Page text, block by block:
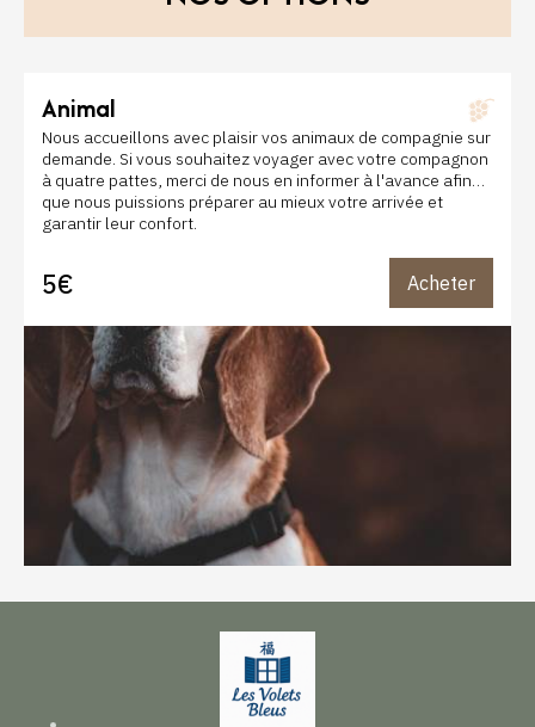
Animal
Nous accueillons avec plaisir vos animaux de compagnie sur
demande. Si vous souhaitez voyager avec votre compagnon
à quatre pattes, merci de nous en informer à l'avance afin
que nous puissions préparer au mieux votre arrivée et
garantir leur confort.
5€ Acheter